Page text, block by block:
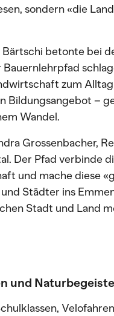
sondern «die
betonte bei
zum
Bildungsangebot –
Wandel.
Grossenbacher,
Der Pfad verbinde
und mache diese
Städter ins
Stadt und Land
und